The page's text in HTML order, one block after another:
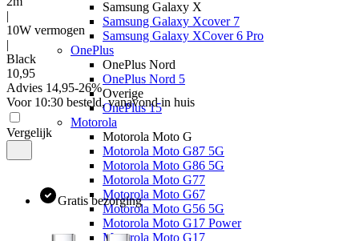
Samsung Galaxy X
Samsung Galaxy Xcover 7
Samsung Galaxy XCover 6 Pro
OnePlus
OnePlus Nord
OnePlus Nord 5
Overige
OnePlus 15
Motorola
Motorola Moto G
Motorola Moto G87 5G
Motorola Moto G86 5G
Motorola Moto G77
Motorola Moto G67
Motorola Moto G56 5G
Motorola Moto G17 Power
Motorola Moto G17
|
10W vermogen
|
Black
10,95
Advies 14,95-26%
Voor 10:30 besteld, vanavond in huis
Vergelijk
Gratis bezorging